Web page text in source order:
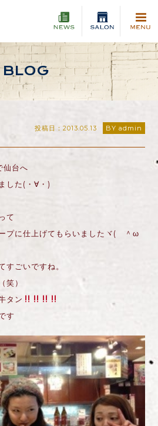
BLOG
投稿日：2013.05.13 BY admin
仙台へ
した(・∀・)
て
プに仕上げてもらいましたヾ( ＾ω
すごいですね。
笑）
タン
す